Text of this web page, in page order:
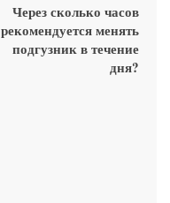
Через сколько часов
рекомендуется менять
подгузник в течение
дня?